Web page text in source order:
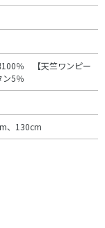
100％ 【天竺ワンピー
5％
、130cm